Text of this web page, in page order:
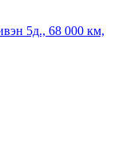
5д., 68 000 км,